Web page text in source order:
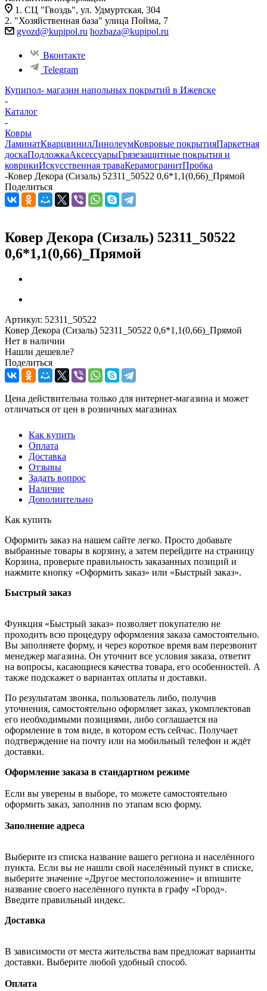
1. СЦ "Гвоздь", ул. Удмуртская, 304
2. "Хозяйственная база" улица Пойма, 7
gvozd@kupipol.ru hozbaza@kupipol.ru
Вконтакте
Telegram
Купипол- магазин напольных покрытий в Ижевске
-
Каталог
-
Ковры
ЛаминатКварцвинилЛинолеумКовровые покрытияПаркетная
доскаПодложкаАксессуарыГрязезащитные покрытия и
коврикиИскусственная траваКерамогранитПробка
-Ковер Декора (Сизаль) 52311_50522 0,6*1,1(0,66)_Прямой
Поделиться
Ковер Декора (Сизаль) 52311_50522
0,6*1,1(0,66)_Прямой
Артикул: 52311_50522
Ковер Декора (Сизаль) 52311_50522 0,6*1,1(0,66)_Прямой
Нет в наличии
Нашли дешевле?
Поделиться
Цена действительна только для интернет-магазина и может
отличаться от цен в розничных магазинах
Как купить
Оплата
Доставка
Отзывы
Задать вопрос
Наличие
Дополнительно
Как купить
Оформить заказ на нашем сайте легко. Просто добавьте
выбранные товары в корзину, а затем перейдите на страницу
Корзина, проверьте правильность заказанных позиций и
нажмите кнопку «Оформить заказ» или «Быстрый заказ».
Быстрый заказ
Функция «Быстрый заказ» позволяет покупателю не
проходить всю процедуру оформления заказа самостоятельно.
Вы заполняете форму, и через короткое время вам перезвонит
менеджер магазина. Он уточнит все условия заказа, ответит
на вопросы, касающиеся качества товара, его особенностей. А
также подскажет о вариантах оплаты и доставки.
По результатам звонка, пользователь либо, получив
уточнения, самостоятельно оформляет заказ, укомплектовав
его необходимыми позициями, либо соглашается на
оформление в том виде, в котором есть сейчас. Получает
подтверждение на почту или на мобильный телефон и ждёт
доставки.
Оформление заказа в стандартном режиме
Если вы уверены в выборе, то можете самостоятельно
оформить заказ, заполнив по этапам всю форму.
Заполнение адреса
Выберите из списка название вашего региона и населённого
пункта. Если вы не нашли свой населённый пункт в списке,
выберите значение «Другое местоположение» и впишите
название своего населённого пункта в графу «Город».
Введите правильный индекс.
Доставка
В зависимости от места жительства вам предложат варианты
доставки. Выберите любой удобный способ.
Оплата